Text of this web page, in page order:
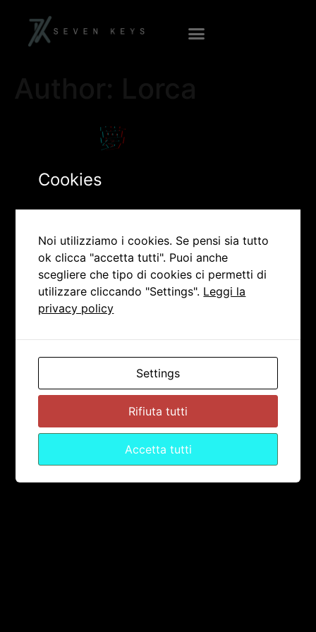
yunafilm.produzione@gmail.com
Cookies
Noi utilizziamo i cookies. Se pensi sia tutto
ok clicca "accetta tutti". Puoi anche
scegliere che tipo di cookies ci permetti di
utilizzare cliccando "Settings". Leggi la
privacy policy
Settings
Rifiuta tutti
Accetta tutti